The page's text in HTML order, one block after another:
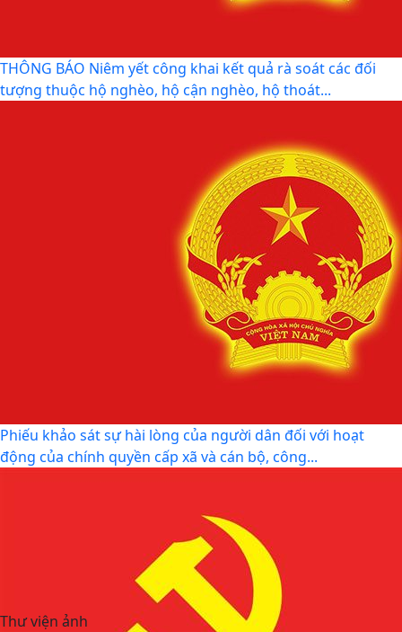
THÔNG BÁO Niêm yết công khai kết quả rà soát các đối
tượng thuộc hộ nghèo, hộ cận nghèo, hộ thoát...
Phiếu khảo sát sự hài lòng của người dân đối với hoạt
động của chính quyền cấp xã và cán bộ, công...
Thư viện ảnh